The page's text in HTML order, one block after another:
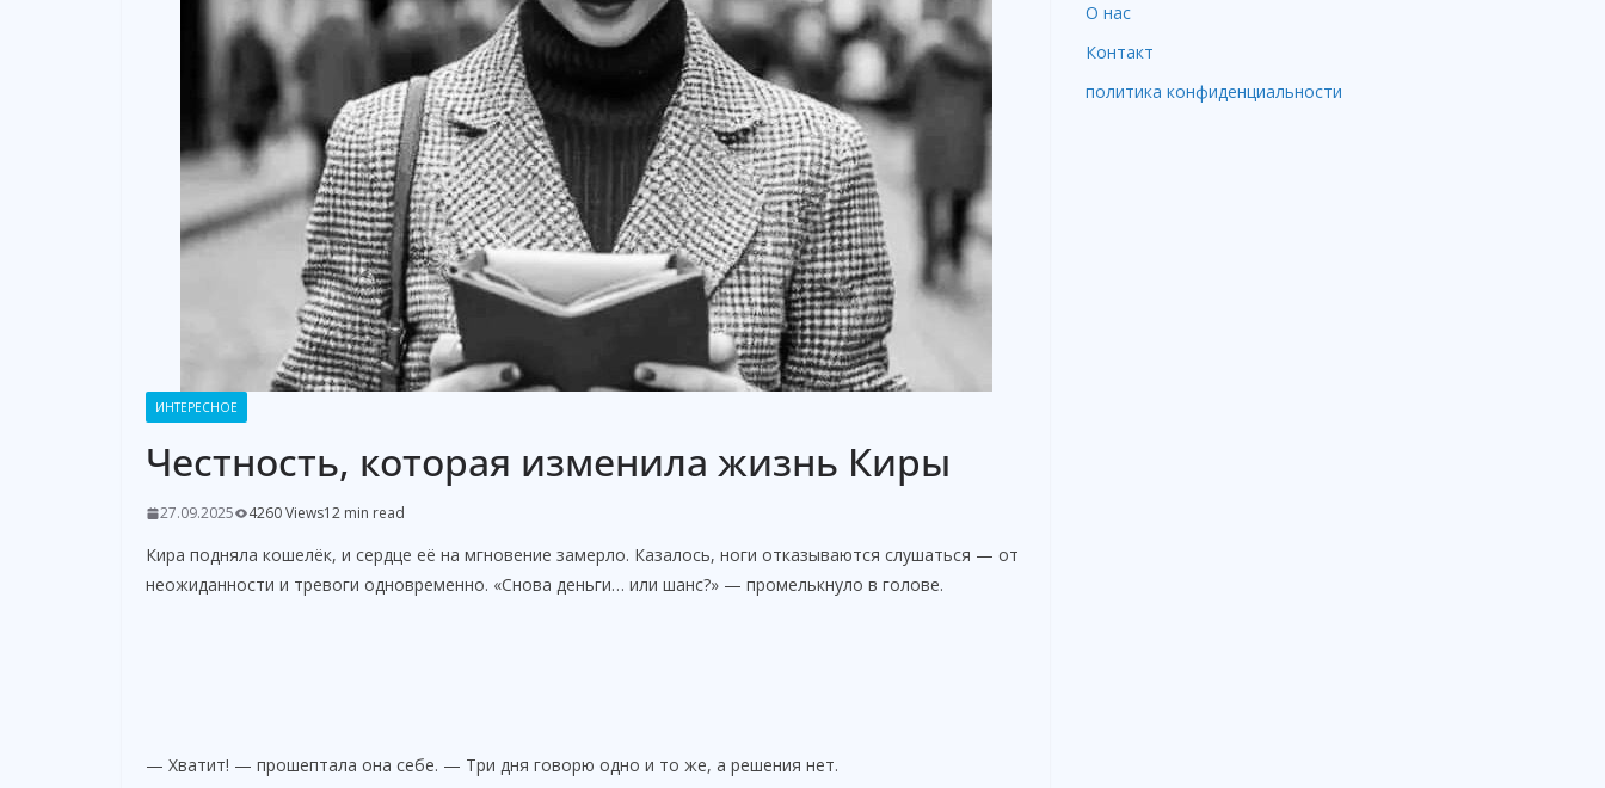
ИНТЕРЕСНОЕ
Честность, которая изменила жизнь Киры
27.09.2025 4260 Views12 min read
Кира подняла кошелёк, и сердце её на мгновение замерло. Казалось, ноги отказываются слушаться — от
неожиданности и тревоги одновременно. «Снова деньги… или шанс?» — промелькнуло в голове.
— Хватит! — прошептала она себе. — Три дня говорю одно и то же, а решения нет.
О нас
Контакт
политика конфиденциальности